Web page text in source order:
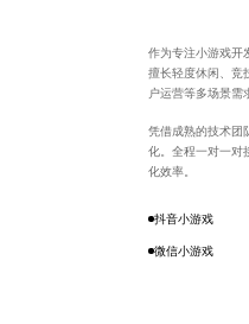
作为专注小游戏开
擅长轻度休闲、竞
户运营等多场景需
凭借成熟的技术团
化。全程一对一对
化效率。
抖音小游戏
微信小游戏